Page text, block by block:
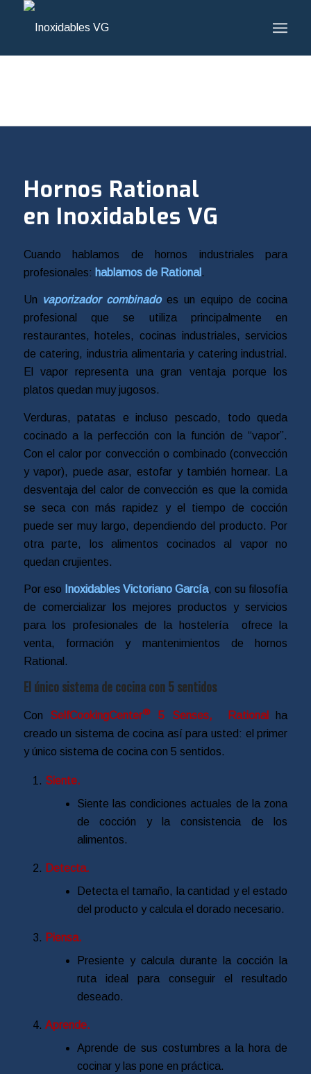
Hornos Rational
en Inoxidables VG
Cuando hablamos de hornos industriales para
profesionales: hablamos de Rational.
Un vaporizador combinadoes un equipo de cocina
profesional que se utiliza principalmente en
restaurantes, hoteles, cocinas industriales, servicios
de catering, industria alimentaria y catering industrial.
El vapor representa una gran ventaja porque los
platos quedan muy jugosos.
Verduras, patatas e incluso pescado, todo queda
cocinado a la perfección con la función de “vapor”.
Con el calor por convección o combinado (convección
y vapor), puede asar, estofar y también hornear. La
desventaja del calor de convección es que la comida
se seca con más rapidez y el tiempo de cocción
puede ser muy largo, dependiendo del producto. Por
otra parte, los alimentos cocinados al vapor no
quedan crujientes.
Por eso Inoxidables Victoriano García, con su filosofía
de comercializar los mejores productos y servicios
para los profesionales de la hostelería ofrece la
venta, formación y mantenimientos de hornos
Rational.
El único sistema de cocina con 5 sentidos
Con SelfCookingCenter® 5 Senses, Rational ha
creado un sistema de cocina así para usted: el primer
y único sistema de cocina con 5 sentidos.
Siente.
Siente las condiciones actuales de la zona
de cocción y la consistencia de los
alimentos.
Detecta.
Detecta el tamaño, la cantidad y el estado
del producto y calcula el dorado necesario.
Piensa.
Presiente y calcula durante la cocción la
ruta ideal para conseguir el resultado
deseado.
Aprende.
Aprende de sus costumbres a la hora de
cocinar y las pone en práctica.